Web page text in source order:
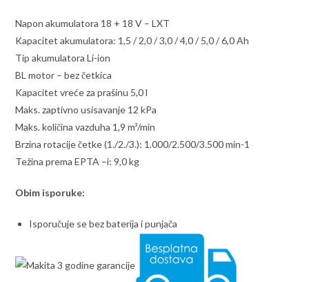
Napon akumulatora 18 + 18 V – LXT
Kapacitet akumulatora: 1,5 / 2,0 / 3,0 / 4,0 / 5,0 / 6,0 Ah
Tip akumulatora Li-ion
BL motor – bez četkica
Kapacitet vreće za prašinu 5,0 l
Maks. zaptivno usisavanje 12 kPa
Maks. količina vazduha 1,9 m³/min
Brzina rotacije četke (1./2./3.): 1.000/2.500/3.500 min-1
Težina prema EPTA –i: 9,0 kg
Obim isporuke:
Isporučuje se bez baterija i punjača